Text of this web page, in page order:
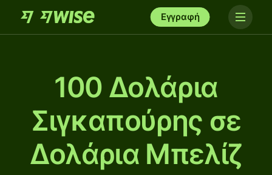
Εγγραφή
100 Δολάρια
Σιγκαπούρης σε
Δολάρια Μπελίζ